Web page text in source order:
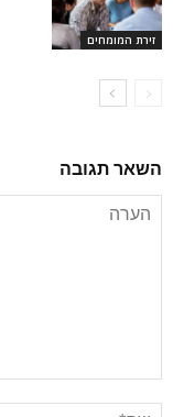
זירת המומחים
השאר תגובה